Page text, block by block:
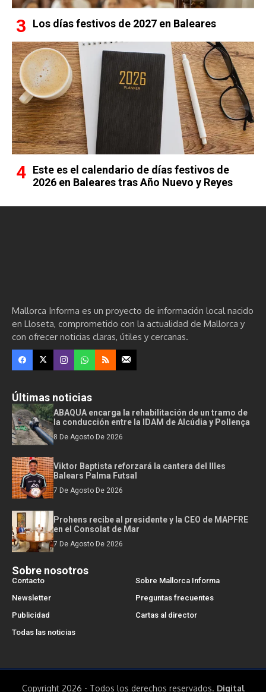
Los días festivos de 2027 en Baleares
Este es el calendario de días festivos de
2026 en Baleares tras Año Nuevo y Reyes
Mallorca Informa es un proyecto de información local nacido
en Lloseta, comprometido con la actualidad de Mallorca y
con ofrecer noticias claras, útiles y cercanas.
Últimas noticias
ABAQUA encarga la rehabilitación de un tramo de
la conducción entre la IDAM de Alcúdia y Pollença
8 De Agosto De 2026
Viktor Baptista reforzará la cantera del Illes
Balears Palma Futsal
7 De Agosto De 2026
Prohens recibe al presidente y la CEO de MAPFRE
en el Consolat de Mar
7 De Agosto De 2026
Sobre nosotros
Contacto
Sobre Mallorca Informa
Newsletter
Preguntas frecuentes
Publicidad
Cartas al director
Todas las noticias
Copyright 2026 - Todos los derechos reservados. Digital